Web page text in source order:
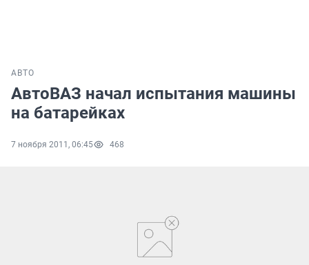
АВТО
АвтоВАЗ начал испытания машины
на батарейках
7 ноября 2011, 06:45 468